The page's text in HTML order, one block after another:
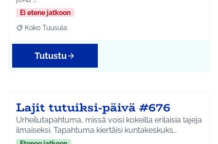
Ei etene jatkoon
Rajaa tulokset aihepiirin mukaan: Koko Tuusula
Koko Tuusula
Tutustu
Lajit tutuiksi-päivä #676
Urheilutapahtuma, missä voisi kokeilla erilaisia lajeja
ilmaiseksi. Tapahtuma kiertäisi kuntakeskuks…